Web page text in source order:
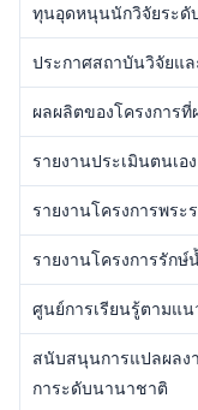
ทุนอุดหนุนนักวิจัยระ
ประกาศสถาบันวิจัยแ
ผลผลิตของโครงการที่
รายงานประเมินตนเอง
รายงานโครงการพระ
รายงานโครงการรักษ์
ศูนย์การเรียนรู้ตามแ
สนับสนุนการแปลผลง
การะดับนานาชาติ